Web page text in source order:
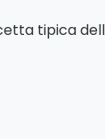
tipica